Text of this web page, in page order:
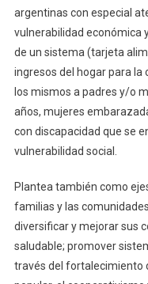
argentinas con especial
vulnerabilidad económica
de un sistema (tarjeta
ingresos del hogar para
los mismos a padres y/o
años, mujeres
con discapacidad que se
vulnerabilidad social.
Plantea también como
familias y las
diversificar y mejorar sus
saludable; promover
través del fortalecimiento